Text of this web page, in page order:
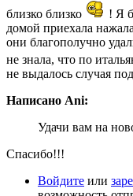
близко близко
! Я
домой приехала
они благополучно
не знала, что по
не выдалось случая
Написано Ani:
Удачи вам на
Спасибо!!!
Войдите или